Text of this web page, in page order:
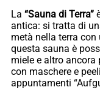
La “Sauna di Terra”
antica: si tratta di
metà nella terra
questa sauna è
miele e altro ancora
con maschere e
appuntamenti